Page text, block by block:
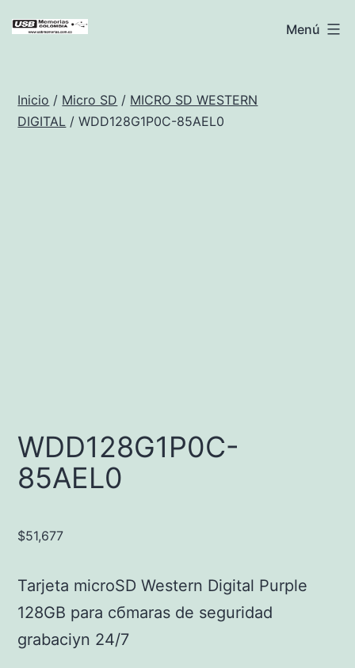
USB
Menú
Inicio / Micro SD / MICRO SD WESTERN
DIGITAL / WDD128G1P0C-85AEL0
WDD128G1P0C-
85AEL0
$51,677
Tarjeta microSD Western Digital Purple
128GB para cбmaras de seguridad
grabaciуn 24/7